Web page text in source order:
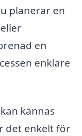
planerar en
en
enklare
kännas
det enkelt för